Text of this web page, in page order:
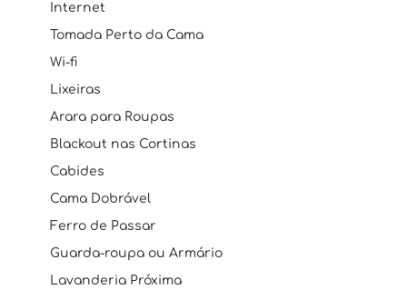
Internet
Tomada Perto da Cama
Wi-fi
Lixeiras
Arara para Roupas
Blackout nas Cortinas
Cabides
Cama Dobrável
Ferro de Passar
Guarda-roupa ou Armário
Lavanderia Próxima